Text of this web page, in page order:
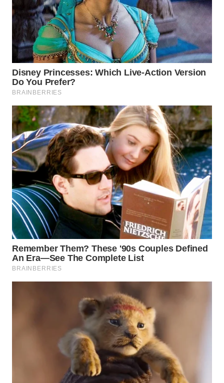
WN
DAIRI
WN
DANAU
TOBA
WN
NIAS
WN
LANGKAT
WN
TAPANULI
SELATAN
WN
TANJUNG
LESUNG
WN
LABUHANBATU